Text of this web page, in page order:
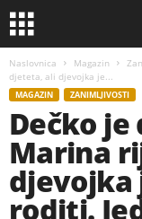
Naslovnica Magazin
djeteta, ali djevojka je...
MAGAZIN ZANIMLJIVOSTI
Dečko je
Marina
djevojka
roditi.